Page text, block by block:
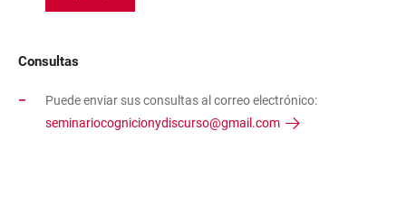
Consultas
Puede enviar sus consultas al correo electrónico:
seminariocognicionydiscurso@gmail.com